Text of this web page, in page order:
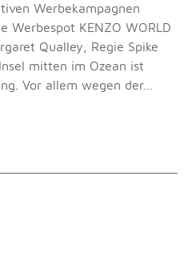
Werbekampagnen
Werbespot KENZO WORLD
Qualley, Regie Spike
mitten im Ozean ist
Vor allem wegen der…